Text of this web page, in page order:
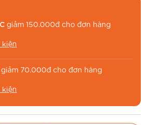
giảm 150.000đ cho đơn hàng
giảm 70.000đ cho đơn hàng
để miễn phí vận chuyển